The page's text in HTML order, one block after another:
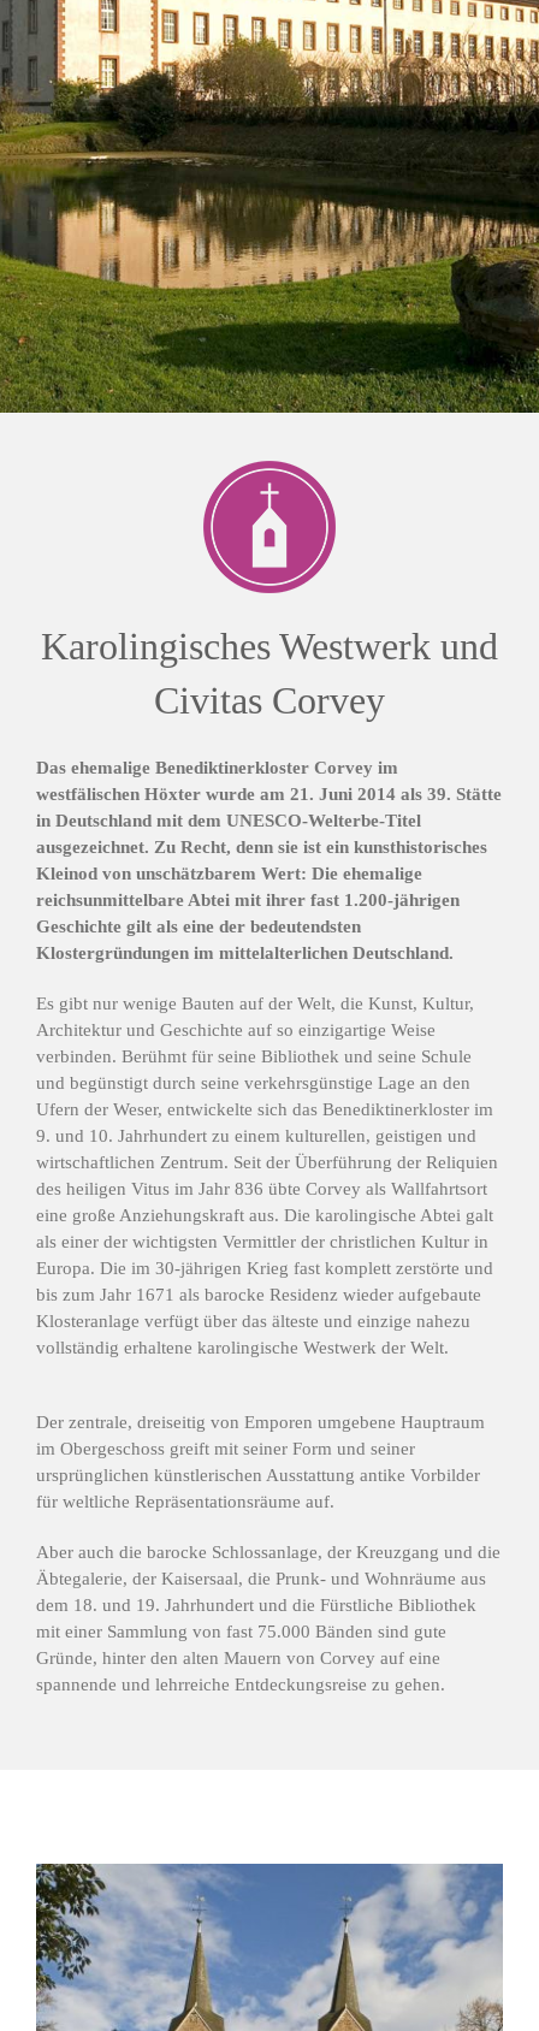
Karolingisches Westwerk und
Civitas Corvey
Das ehemalige Benediktinerkloster Corvey im
westfälischen Höxter wurde am 21. Juni 2014 als 39. Stätte
in Deutschland mit dem UNESCO-Welterbe-Titel
ausgezeichnet. Zu Recht, denn sie ist ein kunsthistorisches
Kleinod von unschätzbarem Wert: Die ehemalige
reichsunmittelbare Abtei mit ihrer fast 1.200-jährigen
Geschichte gilt als eine der bedeutendsten
Klostergründungen im mittelalterlichen Deutschland.
Es gibt nur wenige Bauten auf der Welt, die Kunst, Kultur,
Architektur und Geschichte auf so einzigartige Weise
verbinden. Berühmt für seine Bibliothek und seine Schule
und begünstigt durch seine verkehrsgünstige Lage an den
Ufern der Weser, entwickelte sich das Benediktinerkloster im
9. und 10. Jahrhundert zu einem kulturellen, geistigen und
wirtschaftlichen Zentrum. Seit der Überführung der Reliquien
des heiligen Vitus im Jahr 836 übte Corvey als Wallfahrtsort
eine große Anziehungskraft aus. Die karolingische Abtei galt
als einer der wichtigsten Vermittler der christlichen Kultur in
Europa. Die im 30-jährigen Krieg fast komplett zerstörte und
bis zum Jahr 1671 als barocke Residenz wieder aufgebaute
Klosteranlage verfügt über das älteste und einzige nahezu
vollständig erhaltene karolingische Westwerk der Welt.
Der zentrale, dreiseitig von Emporen umgebene Hauptraum
im Obergeschoss greift mit seiner Form und seiner
ursprünglichen künstlerischen Ausstattung antike Vorbilder
für weltliche Repräsentationsräume auf.
Aber auch die barocke Schlossanlage, der Kreuzgang und die
Äbtegalerie, der Kaisersaal, die Prunk- und Wohnräume aus
dem 18. und 19. Jahrhundert und die Fürstliche Bibliothek
mit einer Sammlung von fast 75.000 Bänden sind gute
Gründe, hinter den alten Mauern von Corvey auf eine
spannende und lehrreiche Entdeckungsreise zu gehen.